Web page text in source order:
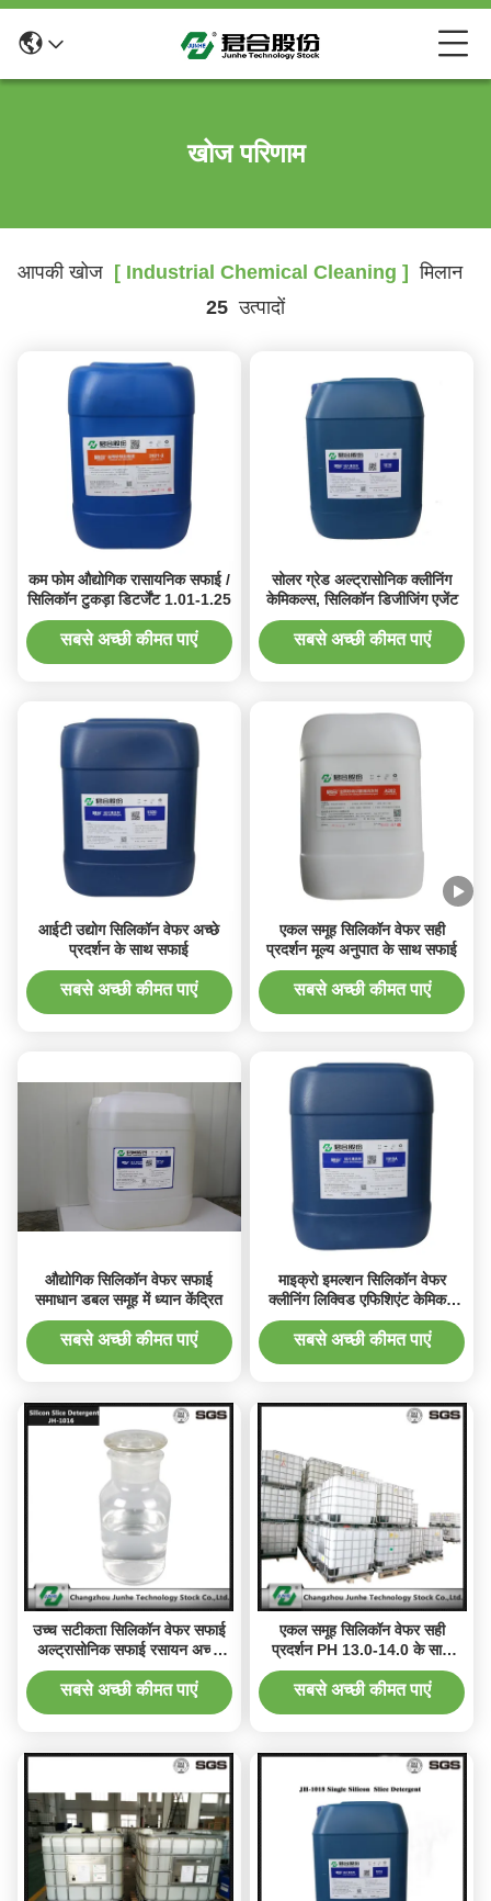
खोज परिणाम
आपकी खोज [ Industrial Chemical Cleaning ] मिलान
25 उत्पादों
कम फोम औद्योगिक रासायनिक सफाई /
सिलिकॉन टुकड़ा डिटर्जेंट 1.01-1.25
सबसे अच्छी कीमत पाएं
सोलर ग्रेड अल्ट्रासोनिक क्लीनिंग
केमिकल्स, सिलिकॉन डिजीजिंग एजेंट
सबसे अच्छी कीमत पाएं
आईटी उद्योग सिलिकॉन वेफर अच्छे
प्रदर्शन के साथ सफाई
सबसे अच्छी कीमत पाएं
एकल समूह सिलिकॉन वेफर सही
प्रदर्शन मूल्य अनुपात के साथ सफाई
सबसे अच्छी कीमत पाएं
औद्योगिक सिलिकॉन वेफर सफाई
समाधान डबल समूह में ध्यान केंद्रित
सबसे अच्छी कीमत पाएं
माइक्रो इमल्शन सिलिकॉन वेफर
क्लीनिंग लिक्विड एफिशिएंट केमिकल
कंजम्पशन
सबसे अच्छी कीमत पाएं
उच्च सटीकता सिलिकॉन वेफर सफाई
अल्ट्रासोनिक सफाई रसायन अच्छा
प्रदर्शन
सबसे अच्छी कीमत पाएं
एकल समूह सिलिकॉन वेफर सही
प्रदर्शन PH 13.0-14.0 के साथ
सफाई
सबसे अच्छी कीमत पाएं